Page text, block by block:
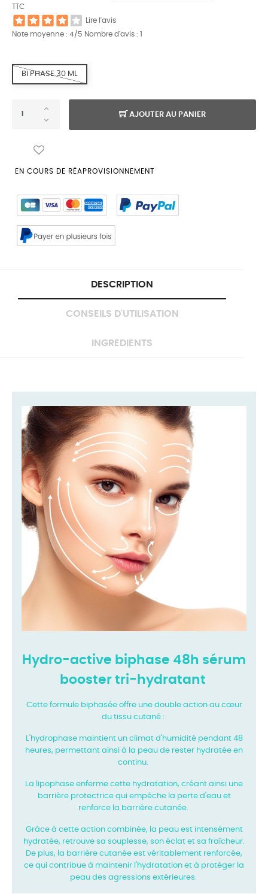
TTC
Lire l'avis
Note moyenne : 4/5 Nombre d'avis :
BI PHASE 30 ML
AJOUTER AU PANIER
EN COURS DE RÉAPROVISIONNEMENT
DESCRIPTION
CONSEILS D'UTILISATION
INGREDIENTS
Hydro-active biphase 48h sérum
booster tri-hydratant
Cette formule biphasée offre une double action au cœur
du tissu cutané :
L'hydrophase maintient un climat d'humidité pendant 48
heures, permettant ainsi à la peau de rester hydratée en
continu.
La lipophase enferme cette hydratation, créant ainsi une
barrière protectrice qui empêche la perte d'eau et
renforce la barrière cutanée.
Grâce à cette action combinée, la peau est intensément
hydratée, retrouve sa souplesse, son éclat et sa fraîcheur.
De plus, la barrière cutanée est véritablement renforcée,
ce qui contribue à maintenir l'hydratation et à protéger la
peau des agressions extérieures.